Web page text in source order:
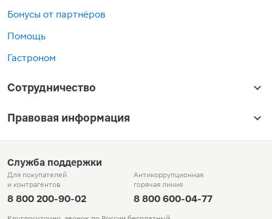
Бонусы от партнёров
Помощь
Гастроном
Сотрудничество
Правовая информация
Служба поддержки
Для покупателей
и контрагентов
8 800 200-90-02
Антикоррупционная
горячая линия
8 800 600-04-77